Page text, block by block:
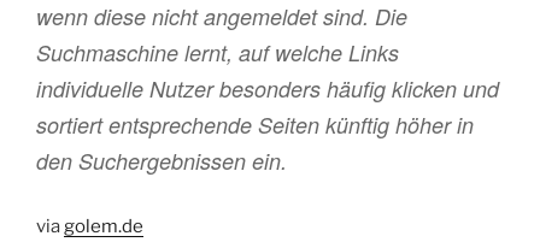
wenn diese nicht angemeldet sind. Die
Suchmaschine lernt, auf welche Links
individuelle Nutzer besonders häufig klicken und
sortiert entsprechende Seiten künftig höher in
den Suchergebnissen ein.
viagolem.de